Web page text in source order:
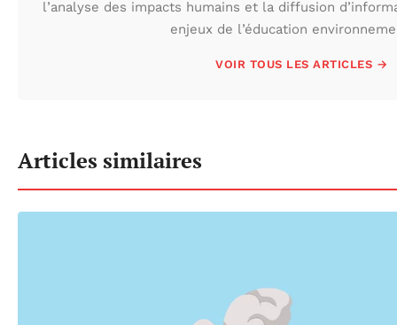
l’analyse des impacts humains et la diffusion
enjeux de l’éducation
VOIR TOUS LES ARTICLES →
Articles similaires